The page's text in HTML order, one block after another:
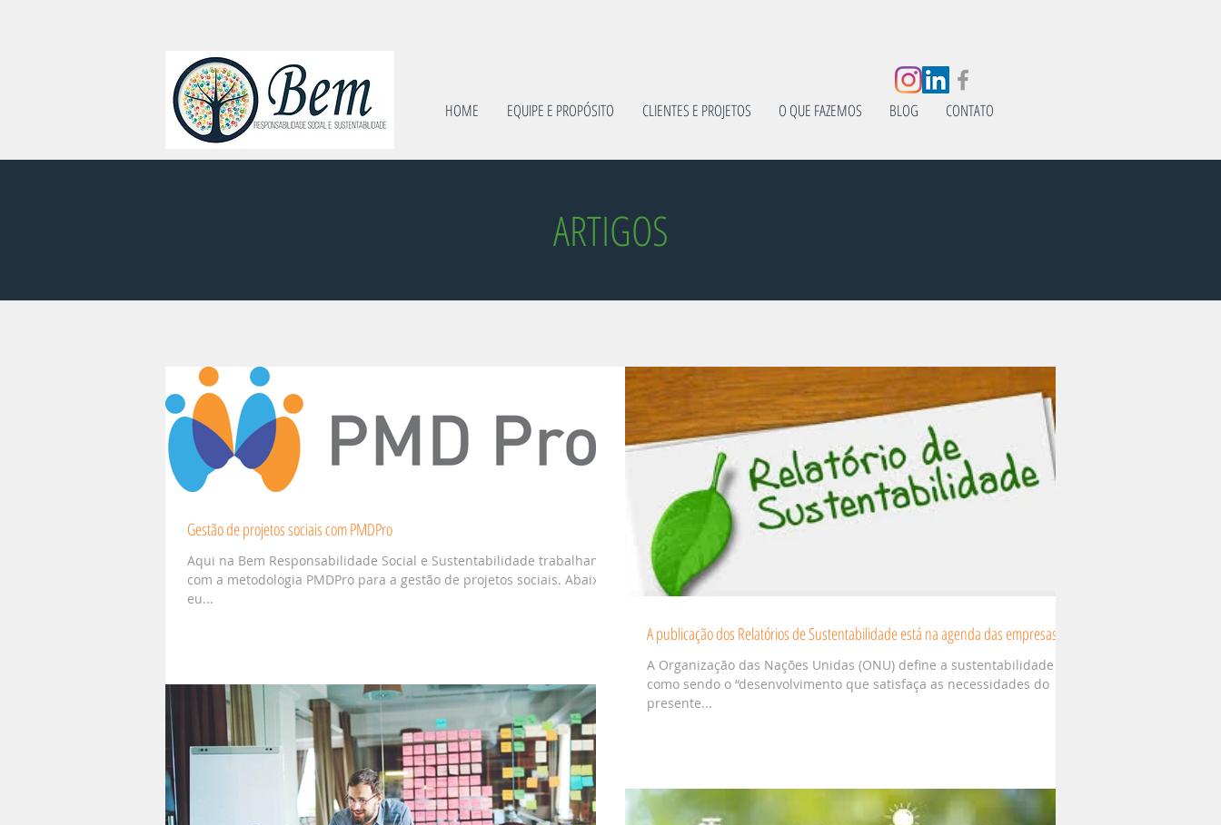
HOME EQUIPE E PROPÓSITO CLIENTES E PROJETOS O QUE FAZEMOS BLOG CONTATO
ARTIGOS
Gestão de projetos sociais com PMDPro
Aqui na Bem Responsabilidade Social e Sustentabilidade trabalhamos
com a metodologia PMDPro para a gestão de projetos sociais. Abaixo
eu...
A publicação dos Relatórios de Sustentabilidade está na agenda das empresas
A Organização das Nações Unidas (ONU) define a sustentabilidade
como sendo o “desenvolvimento que satisfaça as necessidades do
presente...